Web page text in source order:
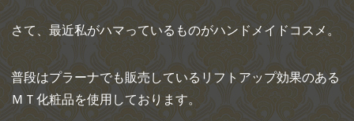
さて、最近私がハマっているものがハンドメイドコスメ。
普段はプラーナでも販売しているリフトアップ効果のある
ＭＴ化粧品を使用しております。